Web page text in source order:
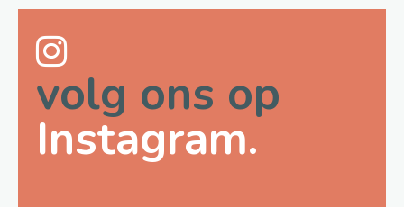
volg ons op
Instagram.